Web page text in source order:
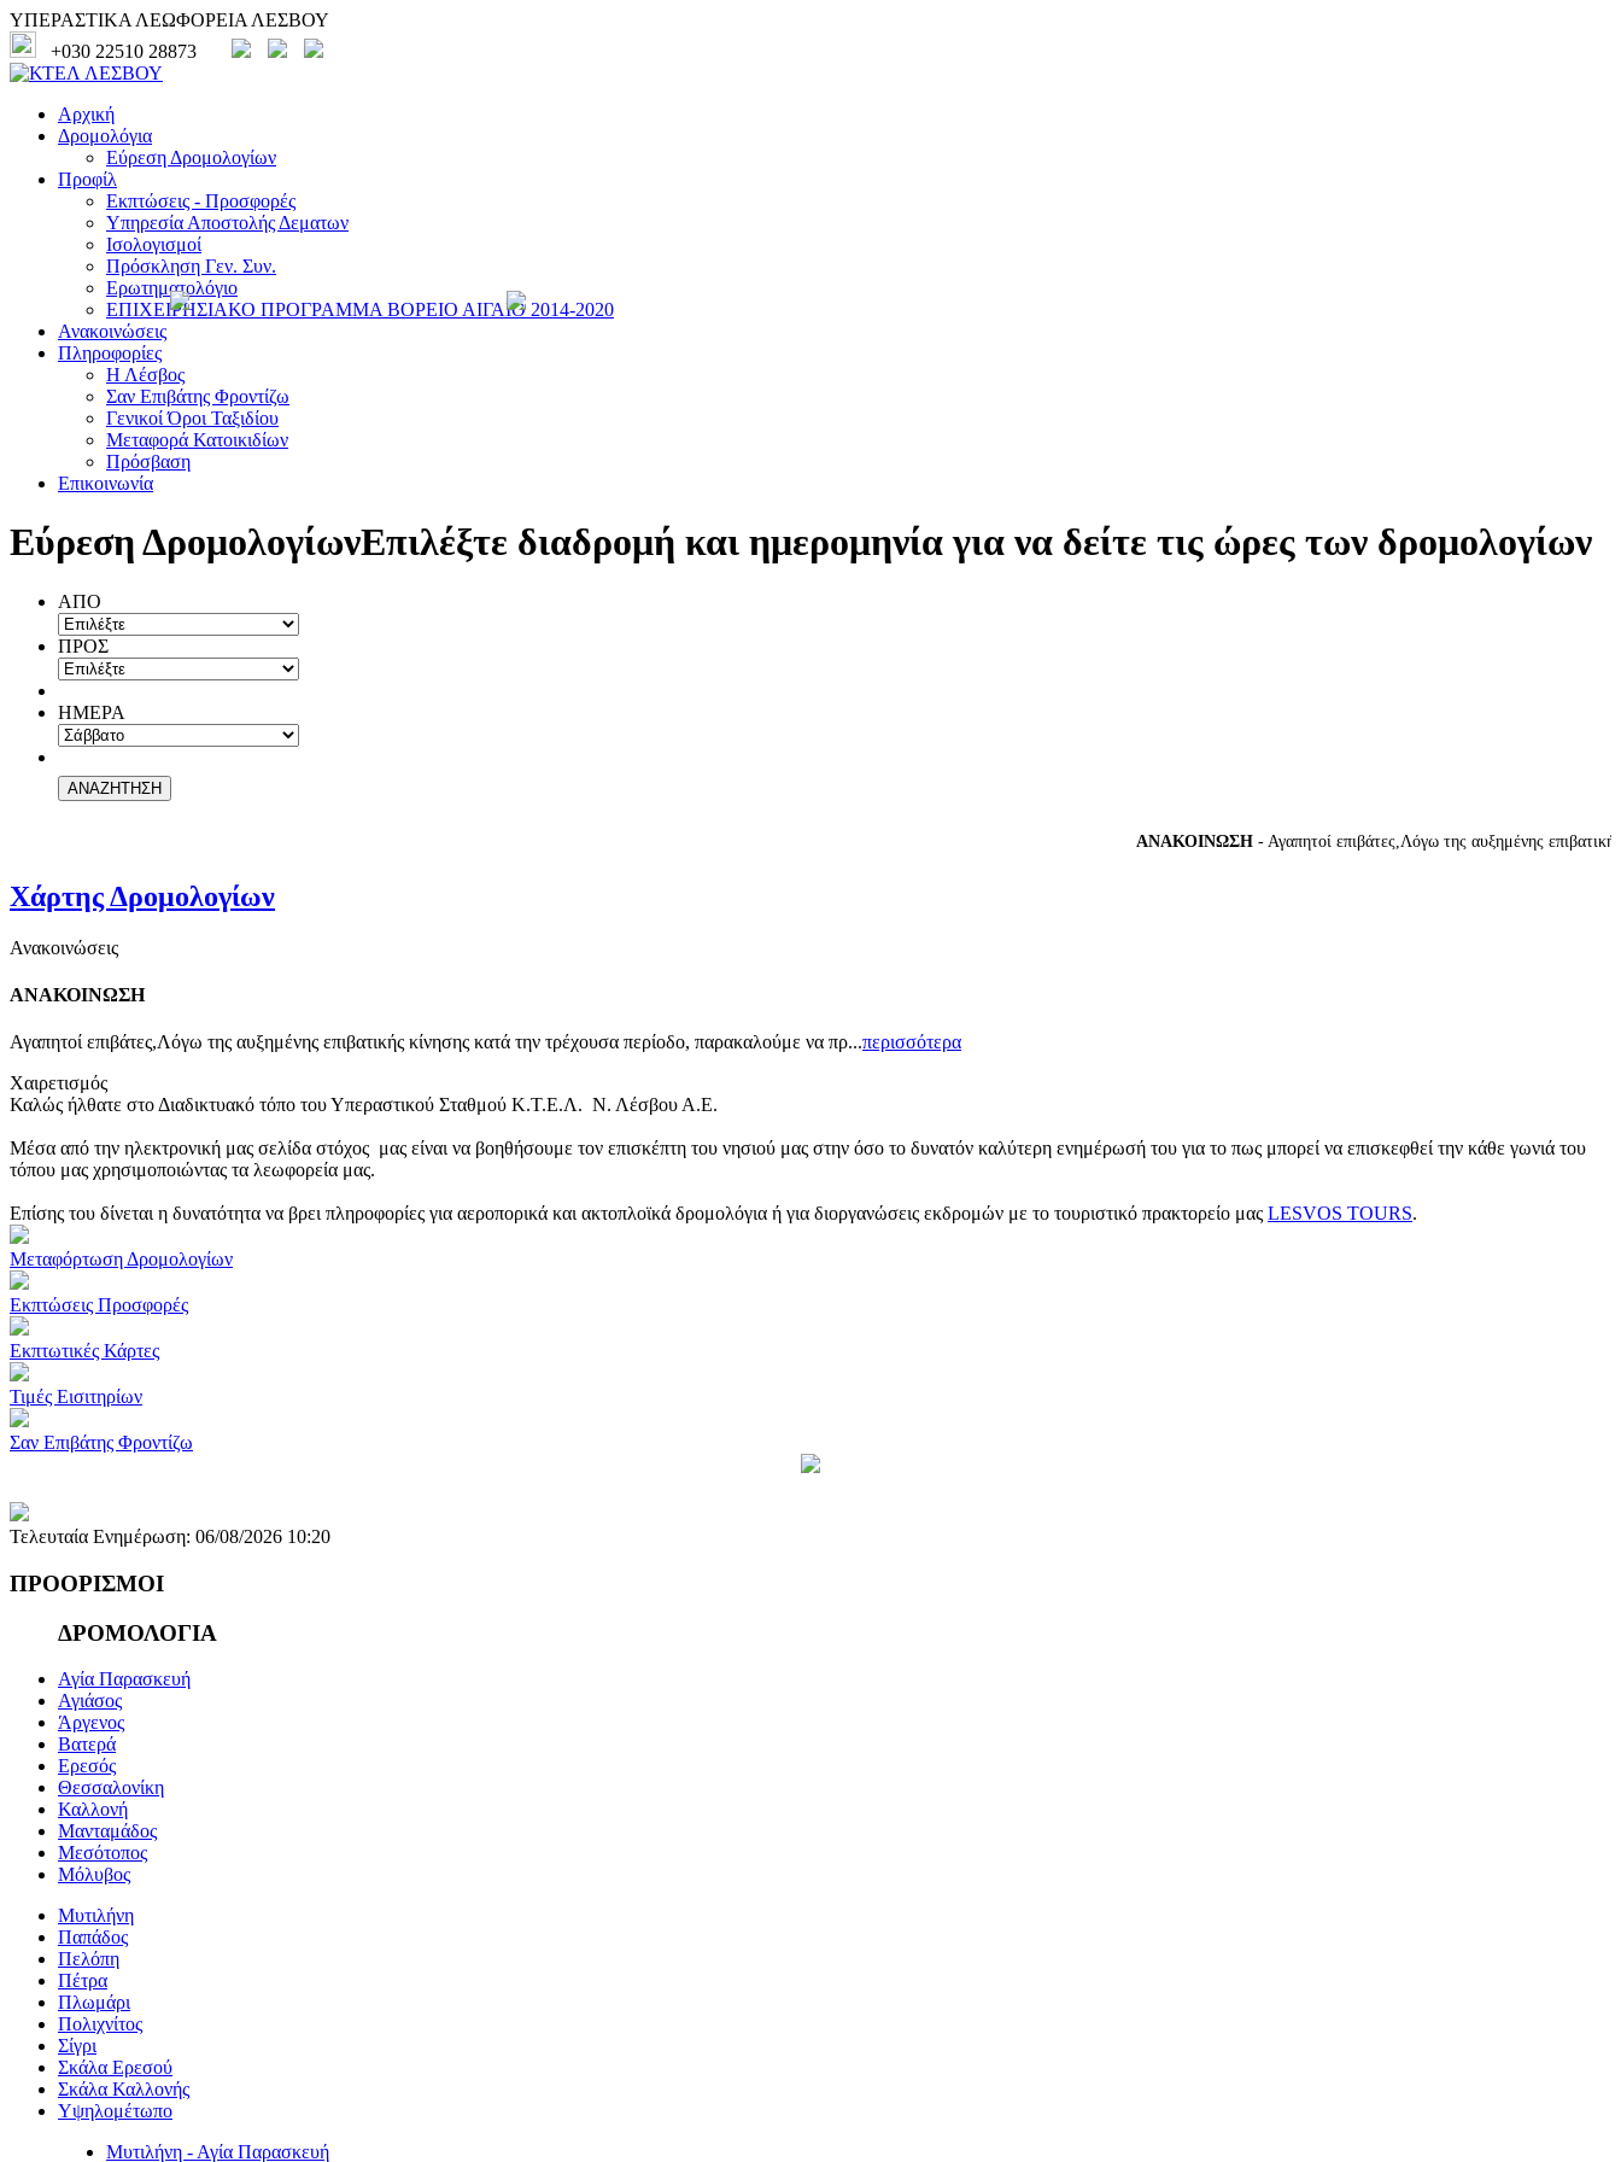
ΥΠΕΡΑΣΤΙΚΑ ΛΕΩΦΟΡΕΙΑ ΛΕΣΒΟΥ
+030 22510 28873
Αρχική
Δρομολόγια
Εύρεση Δρομολογίων
Προφίλ
Εκπτώσεις - Προσφορές
Υπηρεσία Αποστολής Δεματων
Ισολογισμοί
Πρόσκληση Γεν. Συν.
Ερωτηματολόγιο
ΕΠΙΧΕΙΡΗΣΙΑΚΟ ΠΡΟΓΡΑΜΜΑ ΒΟΡΕΙΟ ΑΙΓΑΙΟ 2014-2020
Ανακοινώσεις
Πληροφορίες
Η Λέσβος
Σαν Επιβάτης Φροντίζω
Γενικοί Όροι Ταξιδίου
Μεταφορά Κατοικιδίων
Πρόσβαση
Επικοινωνία
Εύρεση ΔρομολογίωνΕπιλέξτε διαδρομή και ημερομηνία για να δείτε τις ώρες των δρομολογίων
ΑΠΟ
ΠΡΟΣ
ΗΜΕΡΑ
ΑΝΑΚΟΙΝΩΣΗ- Αγαπητοί επιβάτες,Λόγω της αυξημένης επιβατικής
Χάρτης Δρομολογίων
Ανακοινώσεις
ΑΝΑΚΟΙΝΩΣΗ
Αγαπητοί επιβάτες,Λόγω της αυξημένης επιβατικής κίνησης κατά την τρέχουσα περίοδο, παρακαλούμε να πρ...περισσότερα
Χαιρετισμός
Καλώς ήλθατε στο Διαδικτυακό τόπο του Υπεραστικού Σταθμού Κ.Τ.Ε.Λ. Ν. Λέσβου Α.Ε.
Μέσα από την ηλεκτρονική μας σελίδα στόχος μας είναι να βοηθήσουμε τον επισκέπτη του νησιού μας στην όσο το δυνατόν καλύτερη ενημέρωσή του για το πως μπορεί να επισκεφθεί την κάθε γωνιά του
τόπου μας χρησιμοποιώντας τα λεωφορεία μας.
Επίσης του δίνεται η δυνατότητα να βρει πληροφορίες για αεροπορικά και ακτοπλοϊκά δρομολόγια ή για διοργανώσεις εκδρομών με το τουριστικό πρακτορείο μας LESVOS TOURS.
Μεταφόρτωση Δρομολογίων
Εκπτώσεις Προσφορές
Εκπτωτικές Κάρτες
Τιμές Εισιτηρίων
Σαν Επιβάτης Φροντίζω
Τελευταία Ενημέρωση: 06/08/2026 10:20
ΠΡΟΟΡΙΣΜΟΙ
ΔΡΟΜΟΛΟΓΙΑ
Αγία Παρασκευή
Αγιάσος
Άργενος
Βατερά
Ερεσός
Θεσσαλονίκη
Καλλονή
Μανταμάδος
Μεσότοπος
Μόλυβος
Μυτιλήνη
Παπάδος
Πελόπη
Πέτρα
Πλωμάρι
Πολιχνίτος
Σίγρι
Σκάλα Ερεσού
Σκάλα Καλλονής
Υψηλομέτωπο
Μυτιλήνη - Αγία Παρασκευή